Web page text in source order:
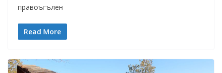
правоъгълен
Read More